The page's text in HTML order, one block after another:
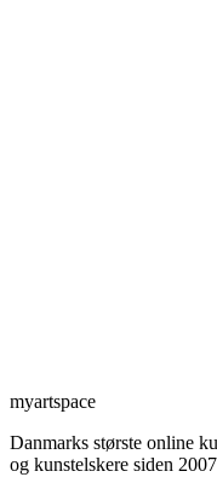
myartspace
Danmarks største online
og kunstelskere siden